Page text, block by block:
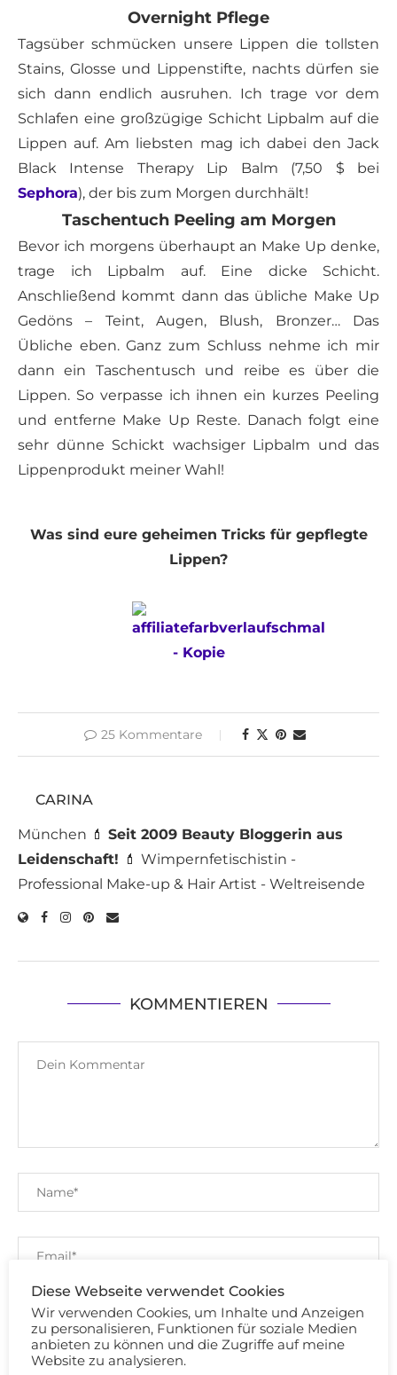
Overnight Pflege
Tagsüber schmücken unsere Lippen die tollsten
Stains, Glosse und Lippenstifte, nachts dürfen sie
sich dann endlich ausruhen. Ich trage vor dem
Schlafen eine großzügige Schicht Lipbalm auf die
Lippen auf. Am liebsten mag ich dabei den Jack
Black Intense Therapy Lip Balm (7,50 $ bei
Sephora), der bis zum Morgen durchhält!
Taschentuch Peeling am Morgen
Bevor ich morgens überhaupt an Make Up denke,
trage ich Lipbalm auf. Eine dicke Schicht.
Anschließend kommt dann das übliche Make Up
Gedöns – Teint, Augen, Blush, Bronzer… Das
Übliche eben. Ganz zum Schluss nehme ich mir
dann ein Taschentusch und reibe es über die
Lippen. So verpasse ich ihnen ein kurzes Peeling
und entferne Make Up Reste. Danach folgt eine
sehr dünne Schickt wachsiger Lipbalm und das
Lippenprodukt meiner Wahl!
Was sind eure geheimen Tricks für gepflegte
Lippen?
25 Kommentare
CARINA
München 💄 Seit 2009 Beauty Bloggerin aus
Leidenschaft! 💄 Wimpernfetischistin -
Professional Make-up & Hair Artist - Weltreisende
KOMMENTIEREN
Diese Webseite verwendet Cookies
Wir verwenden Cookies, um Inhalte und Anzeigen
zu personalisieren, Funktionen für soziale Medien
anbieten zu können und die Zugriffe auf meine
Website zu analysieren.